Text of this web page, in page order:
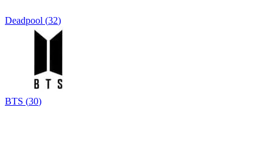
Deadpool (32)
BTS (30)